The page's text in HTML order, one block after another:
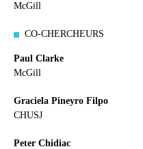
McGill
CO-CHERCHEURS
Paul Clarke
McGill
Graciela Pineyro Filpo
CHUSJ
Peter Chidiac